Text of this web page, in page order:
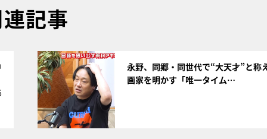
記事
永野、同郷・同世代で“大天才”と称
画家を明かす「唯一タイム…